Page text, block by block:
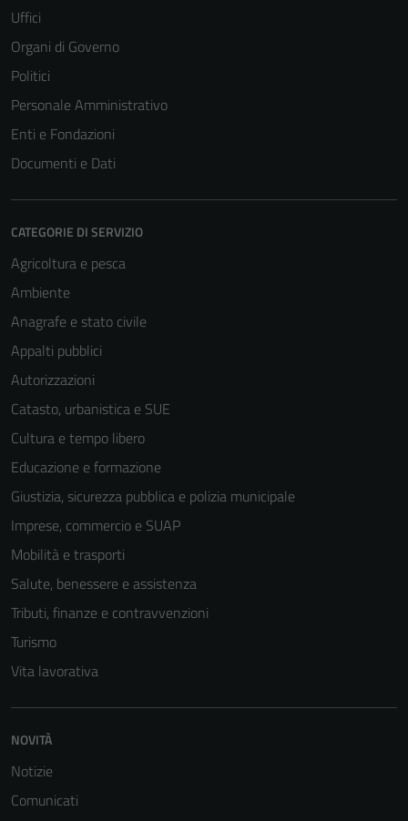
Uffici
Organi di Governo
Politici
Personale Amministrativo
Enti e Fondazioni
Documenti e Dati
CATEGORIE DI SERVIZIO
Agricoltura e pesca
Ambiente
Anagrafe e stato civile
Appalti pubblici
Autorizzazioni
Catasto, urbanistica e SUE
Cultura e tempo libero
Educazione e formazione
Giustizia, sicurezza pubblica e polizia municipale
Imprese, commercio e SUAP
Mobilità e trasporti
Salute, benessere e assistenza
Tributi, finanze e contravvenzioni
Turismo
Vita lavorativa
NOVITÀ
Notizie
Comunicati